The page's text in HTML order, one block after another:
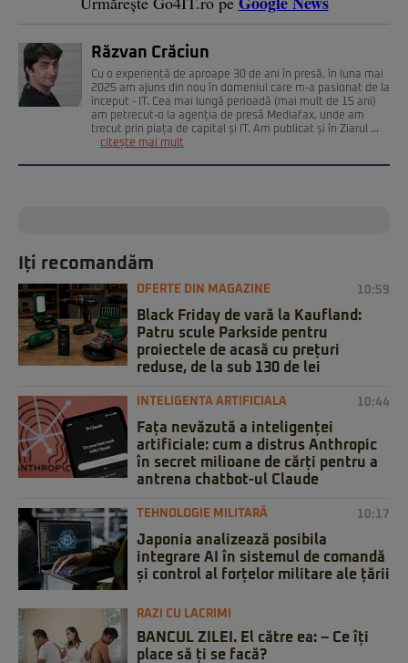
Răzvan Crăciun
Cu o experiență de aproape 30 de ani în presă, în luna mai
2025 am ajuns din nou în domeniul care m-a pasionat de la
început - IT. Cea mai lungă perioadă (mai mult de 15 ani)
am petrecut-o la agenția de presă Mediafax, unde am
trecut prin piața de capital și IT. Am publicat și în Ziarul ...
citește mai mult
Iți recomandăm
OFERTE DIN MAGAZINE 10:59
Black Friday de vară la Kaufland:
Patru scule Parkside pentru
proiectele de acasă cu prețuri
reduse, de la sub 130 de lei
INTELIGENTA ARTIFICIALA 10:44
Fața nevăzută a inteligenței
artificiale: cum a distrus Anthropic
în secret milioane de cărți pentru a
antrena chatbot-ul Claude
TEHNOLOGIE MILITARĂ 10:17
Japonia analizează posibila
integrare AI în sistemul de comandă
și control al forțelor militare ale țării
RAZI CU LACRIMI
BANCUL ZILEI. El către ea: – Ce îți
place să ți se facă?